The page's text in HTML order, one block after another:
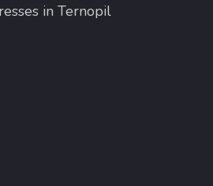
in Ternopil